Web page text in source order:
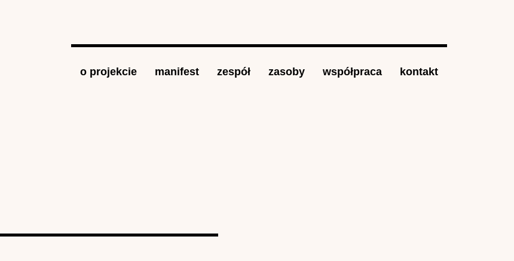
o projekcie manifest zespół zasoby współpraca kontakt